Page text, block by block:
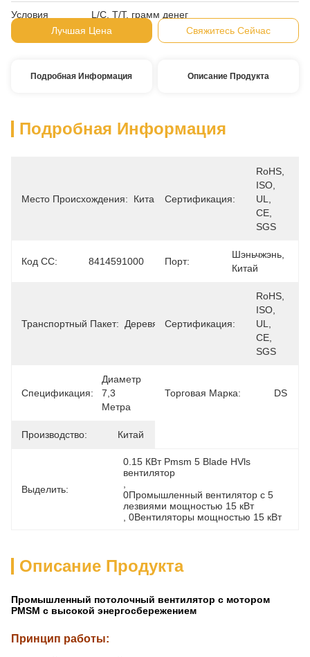
Условия
Оплаты:
L/C, T/T, грамм денег
Лучшая Цена
Свяжитесь Сейчас
Подробная Информация Описание Продукта
Подробная Информация
Место Происхождения: Китай Сертификация:
RoHS,
ISO,
UL,
CE,
SGS
Код СС: 8414591000 Порт:
Шэньчжэнь,
Китай
Транспортный Пакет: ДеревянныеСертификация:
RoHS,
ISO,
UL,
CE,
SGS
Спецификация:
Диаметр
7,3
Метра
Торговая Марка: DS
Производство: Китай
Выделить:
0.15 КВт Pmsm 5 Blade HVls
вентилятор
0Промышленный вентилятор с 5
лезвиями мощностью 15 кВт
, 0Вентиляторы мощностью 15 кВт
Описание Продукта
Промышленный потолочный вентилятор с мотором
PMSM с высокой энергосбережением
Принцип работы: